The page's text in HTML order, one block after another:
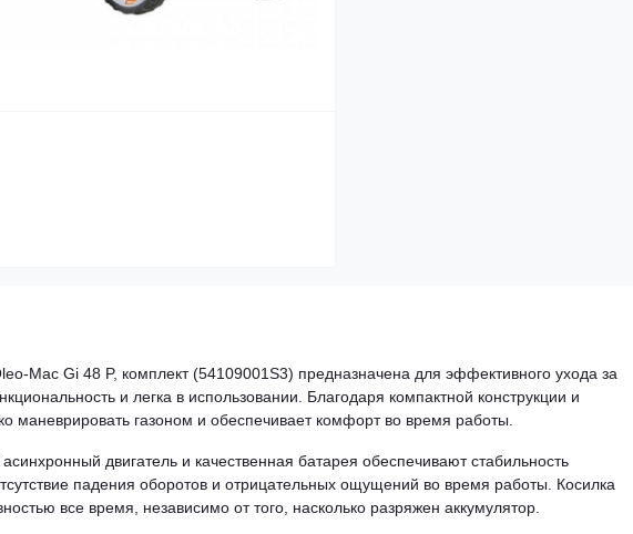
Mac Gi 48 P, комплект (54109001S3) предназначена для эффективного ухода за
и легка в использовании. Благодаря компактной конструкции и
маневрировать газоном и обеспечивает комфорт во время работы.
двигатель и качественная батарея обеспечивают стабильность
падения оборотов и отрицательных ощущений во время работы. Косилка
все время, независимо от того, насколько разряжен аккумулятор.